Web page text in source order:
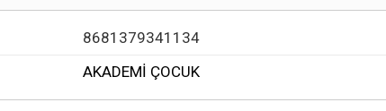
8681379341134
AKADEMİ ÇOCUK